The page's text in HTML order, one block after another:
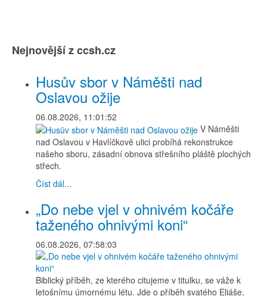
Nejnovější z ccsh.cz
Husův sbor v Náměšti nad
Oslavou ožije
06.08.2026, 11:01:52
V Náměšti
nad Oslavou v Havlíčkově ulici probíhá rekonstrukce
našeho sboru, zásadní obnova střešního pláště plochých
střech.
Číst dál...
„Do nebe vjel v ohnivém kočáře
taženého ohnivými koni“
06.08.2026, 07:58:03
Biblický příběh, ze kterého citujeme v titulku, se váže k
letošnímu úmornému létu. Jde o příběh svatého Eliáše,